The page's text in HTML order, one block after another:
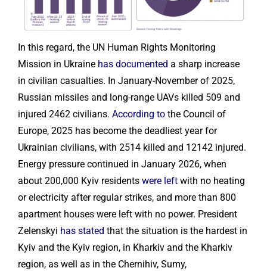
In this regard, the UN Human Rights Monitoring
Mission in Ukraine has documented a sharp increase
in civilian casualties. In January-November of 2025,
Russian missiles and long-range UAVs killed 509 and
injured 2462 civilians. According to the Council of
Europe, 2025 has become the deadliest year for
Ukrainian civilians, with 2514 killed and 12142 injured.
Energy pressure continued in January 2026, when
about 200,000 Kyiv residents were left with no heating
or electricity after regular strikes, and more than 800
apartment houses were left with no power. President
Zelenskyi has stated that the situation is the hardest in
Kyiv and the Kyiv region, in Kharkiv and the Kharkiv
region, as well as in the Chernihiv, Sumy,